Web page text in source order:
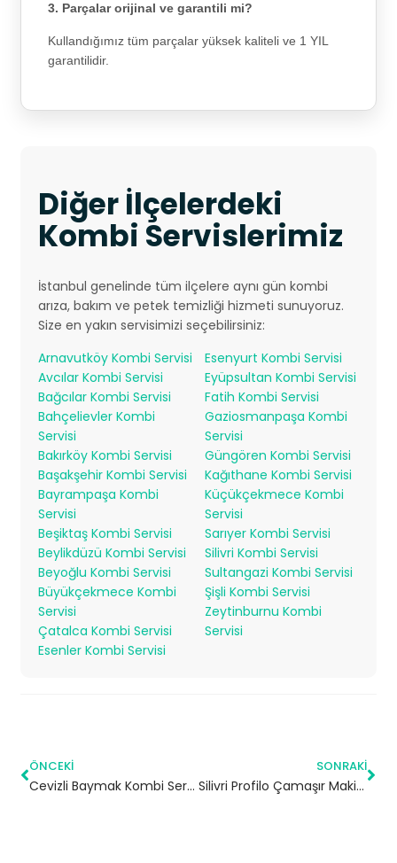
3. Parçalar orijinal ve garantili mi?
Kullandığımız tüm parçalar yüksek kaliteli ve 1 YIL
garantilidir.
Diğer İlçelerdeki
Kombi Servislerimiz
İstanbul genelinde tüm ilçelere aynı gün kombi
arıza, bakım ve petek temizliği hizmeti sunuyoruz.
Size en yakın servisimizi seçebilirsiniz:
Arnavutköy Kombi Servisi
Avcılar Kombi Servisi
Bağcılar Kombi Servisi
Bahçelievler Kombi
Servisi
Bakırköy Kombi Servisi
Başakşehir Kombi Servisi
Bayrampaşa Kombi
Servisi
Beşiktaş Kombi Servisi
Beylikdüzü Kombi Servisi
Beyoğlu Kombi Servisi
Büyükçekmece Kombi
Servisi
Çatalca Kombi Servisi
Esenler Kombi Servisi
Esenyurt Kombi Servisi
Eyüpsultan Kombi Servisi
Fatih Kombi Servisi
Gaziosmanpaşa Kombi
Servisi
Güngören Kombi Servisi
Kağıthane Kombi Servisi
Küçükçekmece Kombi
Servisi
Sarıyer Kombi Servisi
Silivri Kombi Servisi
Sultangazi Kombi Servisi
Şişli Kombi Servisi
Zeytinburnu Kombi
Servisi
ÖNCEKI
Cevizli Baymak Kombi Servisi – Maltepe Yetkili Servis
SONRAKI
Silivri Profilo Çamaşır Makinesi Servisi